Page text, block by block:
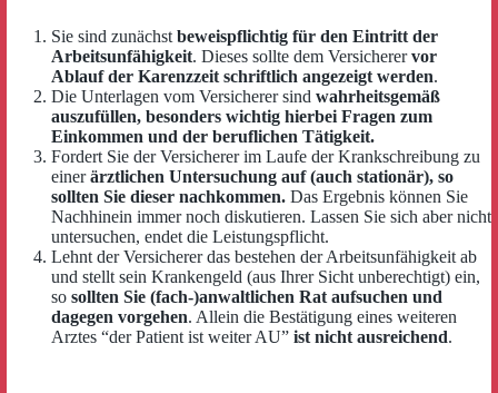
Sie sind zunächst beweispflichtig für den Eintritt der
Arbeitsunfähigkeit. Dieses sollte dem Versicherervor
Ablauf der Karenzzeit schriftlich angezeigt werden.
Die Unterlagen vom Versicherer sind wahrheitsgemäß
auszufüllen, besonders wichtig hierbei Fragen zum
Einkommen und der beruflichen Tätigkeit.
Fordert Sie der Versicherer im Laufe der Krankschreibung zu
einerärztlichen Untersuchung auf (auch stationär), so
sollten Sie dieser nachkommen. Das Ergebnis können Sie
Nachhinein immer noch diskutieren. Lassen Sie sich aber nicht
untersuchen, endet die Leistungspflicht.
Lehnt der Versicherer das bestehen der Arbeitsunfähigkeit ab
und stellt sein Krankengeld (aus Ihrer Sicht unberechtigt) ein,
so sollten Sie (fach-)anwaltlichen Rat aufsuchen und
dagegen vorgehen. Allein die Bestätigung eines weiteren
Arztes “der Patient ist weiter AU” ist nicht ausreichend.